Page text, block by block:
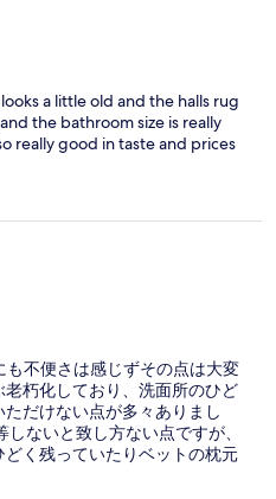
a little old and the halls rug
the bathroom size is really
really good in taste and prices
不便さは感じずその点は大変
朽化しており、洗面所のひど
だけない点が多々ありまし
ないと致し方ない点ですが、
く残っていたりベットの枕元